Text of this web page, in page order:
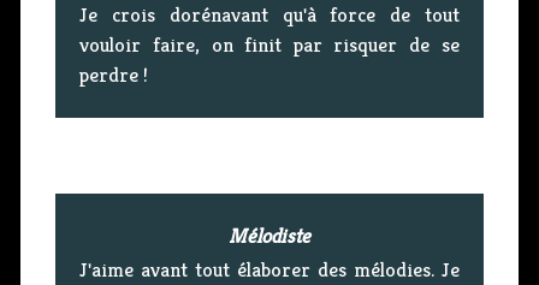
Je crois dorénavant qu'à force de tout
vouloir faire, on finit par risquer de se
perdre !
Mélodiste
J'aime avant tout élaborer des mélodies. Je